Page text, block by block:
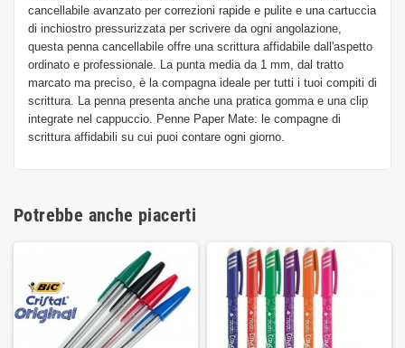
cancellabile avanzato per correzioni rapide e pulite e una cartuccia
di inchiostro pressurizzata per scrivere da ogni angolazione,
questa penna cancellabile offre una scrittura affidabile dall'aspetto
ordinato e professionale. La punta media da 1 mm, dal tratto
marcato ma preciso, è la compagna ideale per tutti i tuoi compiti di
scrittura. La penna presenta anche una pratica gomma e una clip
integrate nel cappuccio. Penne Paper Mate: le compagne di
scrittura affidabili su cui puoi contare ogni giorno.
Potrebbe anche piacerti